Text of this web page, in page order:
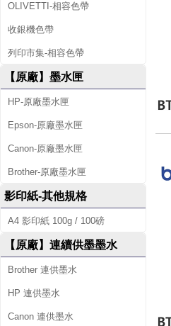
OLIVETTI-相容色帶
收銀機色帶
列印市集-相容色帶
【原廠】墨水匣
HP-原廠墨水匣
Epson-原廠墨水匣
Canon-原廠墨水匣
Brother-原廠墨水匣
影印紙-其他規格
A4 影印紙 100g / 100磅
【原廠】連續供墨墨水
Brother 連供墨水
HP 連供墨水
Canon 連供墨水